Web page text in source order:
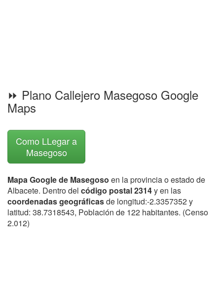
⏩ Plano Callejero Masegoso Google
Maps
Como LLegar a
Masegoso
Mapa Google de Masegoso en la provincia o estado de
Albacete. Dentro del código postal 2314y en las
coordenadas geográficasde longitud:-2.3357352 y
latitud: 38.7318543, Población de 122 habitantes. (Censo
2.012)